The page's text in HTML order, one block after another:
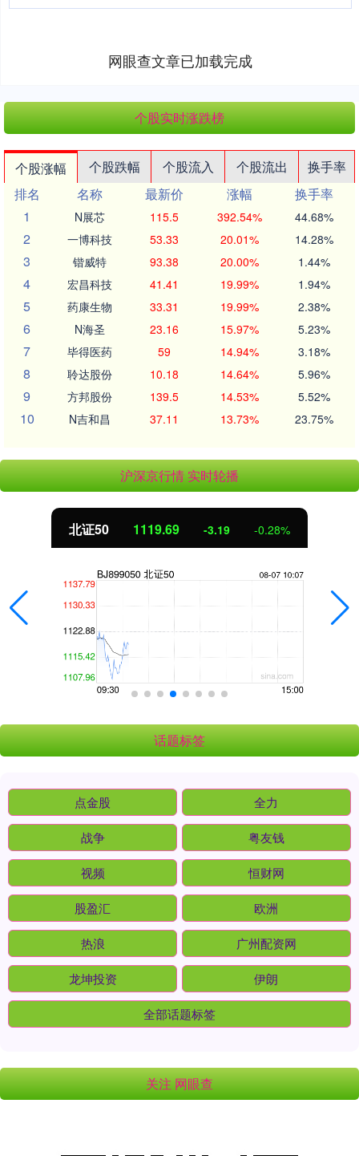
网眼查文章已加载完成
个股实时涨跌榜
个股涨幅 个股跌幅 个股流入 个股流出
换手率
排名
名称 最新价 涨幅
换手率
1
N展芯 115.5 392.54% 44.68%
2 一博科技 53.33 20.01% 14.28%
3 锴威特 93.38 20.00% 1.44%
4 宏昌科技 41.41 19.99% 1.94%
5 药康生物 33.31 19.99% 2.38%
6 N海圣 23.16 15.97% 5.23%
7 毕得医药 59 14.94% 3.18%
8 聆达股份 10.18 14.64% 5.96%
9 方邦股份 139.5 14.53% 5.52%
10 N吉和昌 37.11 13.73% 23.75%
沪深京行情 实时轮播
北证50 1119.69 -3.19 -0.28%
话题标签
点金股 全力
战争 粤友钱
视频 恒财网
股盈汇 欧洲
热浪 广州配资网
龙坤投资 伊朗
全部话题标签
关注 网眼查